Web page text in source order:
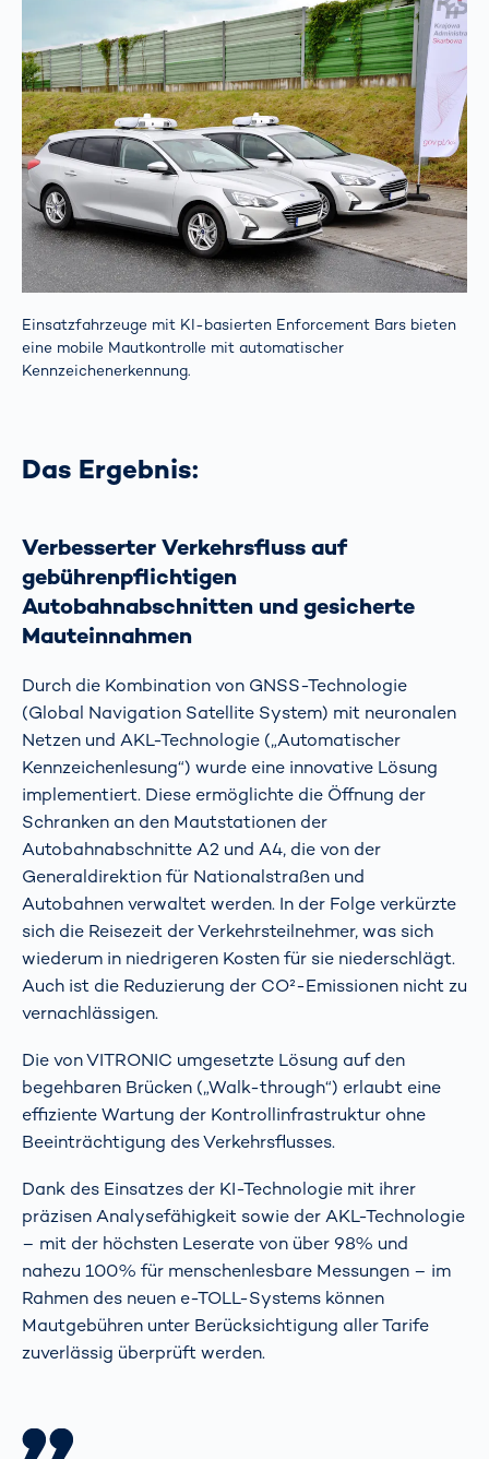
Einsatzfahrzeuge mit KI-basierten Enforcement Bars bieten
eine mobile Mautkontrolle mit automatischer
Kennzeichenerkennung.
Das Ergebnis:
Verbesserter Verkehrsfluss auf
gebührenpflichtigen
Autobahnabschnitten und gesicherte
Mauteinnahmen
Durch die Kombination von GNSS-Technologie
(Global Navigation Satellite System) mit neuronalen
Netzen und AKL-Technologie („Automatischer
Kennzeichenlesung“) wurde eine innovative Lösung
implementiert. Diese ermöglichte die Öffnung der
Schranken an den Mautstationen der
Autobahnabschnitte A2 und A4, die von der
Generaldirektion für Nationalstraßen und
Autobahnen verwaltet werden. In der Folge verkürzte
sich die Reisezeit der Verkehrsteilnehmer, was sich
wiederum in niedrigeren Kosten für sie niederschlägt.
Auch ist die Reduzierung der CO²-Emissionen nicht zu
vernachlässigen.
Die von VITRONIC umgesetzte Lösung auf den
begehbaren Brücken („Walk-through“) erlaubt eine
effiziente Wartung der Kontrollinfrastruktur ohne
Beeinträchtigung des Verkehrsflusses.
Dank des Einsatzes der KI-Technologie mit ihrer
präzisen Analysefähigkeit sowie der AKL-Technologie
– mit der höchsten Leserate von über 98% und
nahezu 100% für menschenlesbare Messungen – im
Rahmen des neuen e-TOLL-Systems können
Mautgebühren unter Berücksichtigung aller Tarife
zuverlässig überprüft werden.